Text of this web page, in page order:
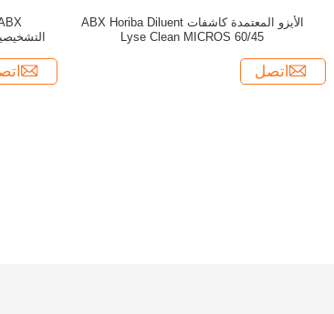
الأيزو المعتمدة كاشفات ABX Horiba Diluent
Lyse Clean MICROS 60/45
اتصل